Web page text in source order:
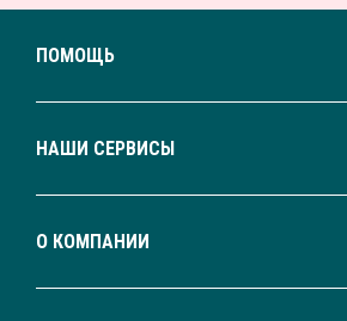
ПОМОЩЬ
НАШИ СЕРВИСЫ
О КОМПАНИИ